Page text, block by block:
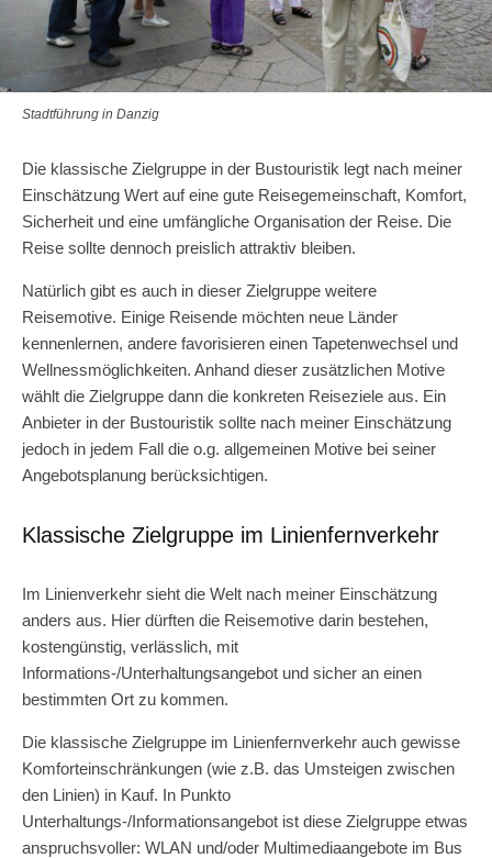
Stadtführung in Danzig
Die klassische Zielgruppe in der Bustouristik legt nach meiner
Einschätzung Wert auf eine gute Reisegemeinschaft, Komfort,
Sicherheit und eine umfängliche Organisation der Reise. Die
Reise sollte dennoch preislich attraktiv bleiben.
Natürlich gibt es auch in dieser Zielgruppe weitere
Reisemotive. Einige Reisende möchten neue Länder
kennenlernen, andere favorisieren einen Tapetenwechsel und
Wellnessmöglichkeiten. Anhand dieser zusätzlichen Motive
wählt die Zielgruppe dann die konkreten Reiseziele aus. Ein
Anbieter in der Bustouristik sollte nach meiner Einschätzung
jedoch in jedem Fall die o.g. allgemeinen Motive bei seiner
Angebotsplanung berücksichtigen.
Klassische Zielgruppe im Linienfernverkehr
Im Linienverkehr sieht die Welt nach meiner Einschätzung
anders aus. Hier dürften die Reisemotive darin bestehen,
kostengünstig, verlässlich, mit
Informations-/Unterhaltungsangebot und sicher an einen
bestimmten Ort zu kommen.
Die klassische Zielgruppe im Linienfernverkehr auch gewisse
Komforteinschränkungen (wie z.B. das Umsteigen zwischen
den Linien) in Kauf. In Punkto
Unterhaltungs-/Informationsangebot ist diese Zielgruppe etwas
anspruchsvoller: WLAN und/oder Multimediaangebote im Bus